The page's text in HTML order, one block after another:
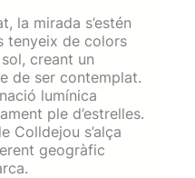
la mirada s’estén
tenyeix de colors
creant un
de ser contemplat.
lumínica
ple d’estrelles.
Colldejou s’alça
geogràfic